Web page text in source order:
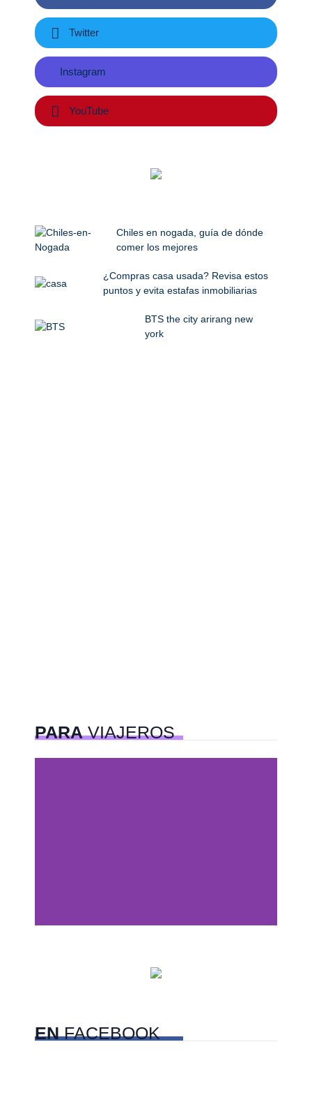
Twitter
Instagram
YouTube
Chiles en nogada, guía de dónde
comer los mejores
¿Compras casa usada? Revisa estos
puntos y evita estafas inmobiliarias
BTS the city arirang new
york
PARAVIAJEROS
PetFriendly en la CDMX
ENFACEBOOK